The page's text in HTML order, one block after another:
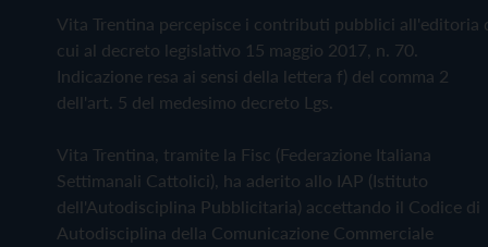
Vita Trentina percepisce i contributi pubblici all'editoria
cui al decreto legislativo 15 maggio 2017, n. 70.
Indicazione resa ai sensi della lettera f) del comma 2
dell'art. 5 del medesimo decreto Lgs.
Vita Trentina, tramite la Fisc (Federazione Italiana
Settimanali Cattolici), ha aderito allo IAP (Istituto
dell'Autodisciplina Pubblicitaria) accettando il Codice di
Autodisciplina della Comunicazione Commerciale